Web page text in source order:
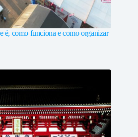
é, como funciona e como organizar